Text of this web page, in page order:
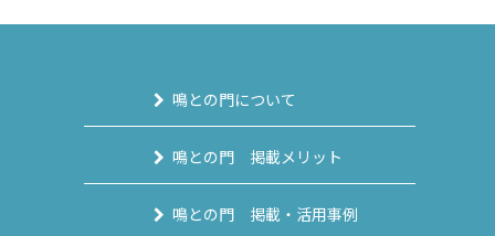
鳴との門について
鳴との門 掲載メリット
鳴との門 掲載・活用事例